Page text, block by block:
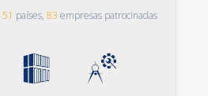
51 países, 83 empresas patrocinadas